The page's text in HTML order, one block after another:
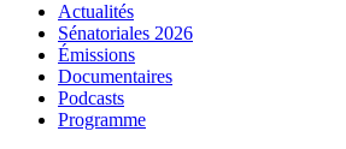
Actualités
Sénatoriales 2026
Émissions
Documentaires
Podcasts
Programme